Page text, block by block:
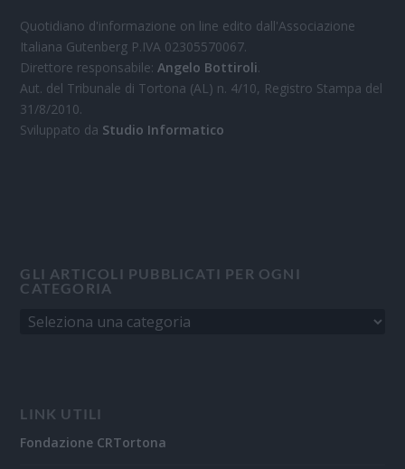
Quotidiano d'informazione on line edito dall'Associazione
Italiana Gutenberg P.IVA 02305570067.
Direttore responsabile:Angelo Bottiroli.
Aut. del Tribunale di Tortona (AL) n. 4/10, Registro Stampa del
31/8/2010.
Sviluppato da Studio Informatico
GLI ARTICOLI PUBBLICATI PER OGNI
CATEGORIA
LINK UTILI
Fondazione CRTortona